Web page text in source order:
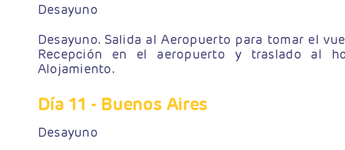
Desayuno
Desayuno. Salida al Aeropuerto para tomar el
Recepción en el aeropuerto y traslado al
Alojamiento.
Día 11 - Buenos Aires
Desayuno